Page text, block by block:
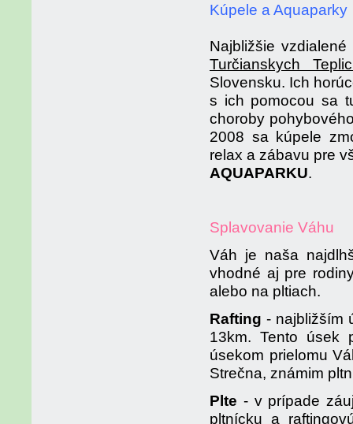
Kúpele a Aquaparky
Najbližšie
Turčianskych
Slovensku. Ich
s ich pomocou sa
choroby
2008 sa kúpele
relax a zábavu pre
AQUAPARKU.
Splavovanie Váhu
Váh je naša
vhodné aj pre
alebo na pltiach.
Rafting- najbližším
13km. Tento úsek
úsekom prielomu
Strečna, známim
Plte - v prípade
pltnícku a